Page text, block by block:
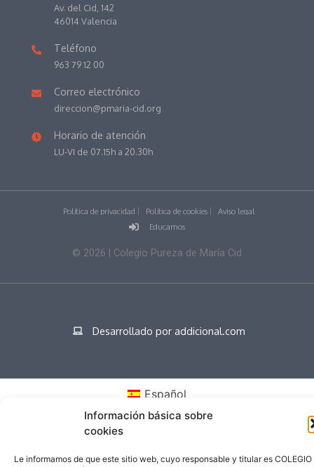
Información básica sobre
cookies
Le informamos de que este sitio web, cuyo responsable y titular es COLEGIO
Av. del Cid, 142
46014 Valencia
Teléfono
963 79 12 00
Correo electrónico
direccion@pmaria-cid.org
Horario de atención
LU-VI de 07.15h a 20.30h
Política de privacidad Política de cookies
Aviso legal
Educamos
© 2026 | Colegio Pureza de María Cid
Desarrollado por addicional.com
Español